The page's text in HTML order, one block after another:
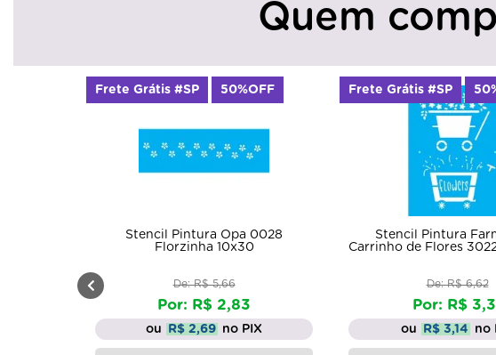
Quem
Stencil Pintura Opa 0028
Florzinha 10x30
De: R$ 5,66
Por: R$ 2,83
ou R$ 2,69 no PIX
Frete Grátis #SP 50%OFF
Stencil Pintura
Carrinho de Flores
De: R$ 6,62
Por: R$
ou R$ 3,14 no
Frete Grátis #SP